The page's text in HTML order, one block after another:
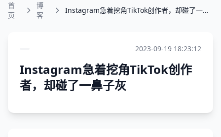
首
页
博
客
Instagram急着挖角TikTok创作者，却碰了一鼻子灰
2023-09-19 18:23:12
Instagram急着挖角TikTok创作
者，却碰了一鼻子灰